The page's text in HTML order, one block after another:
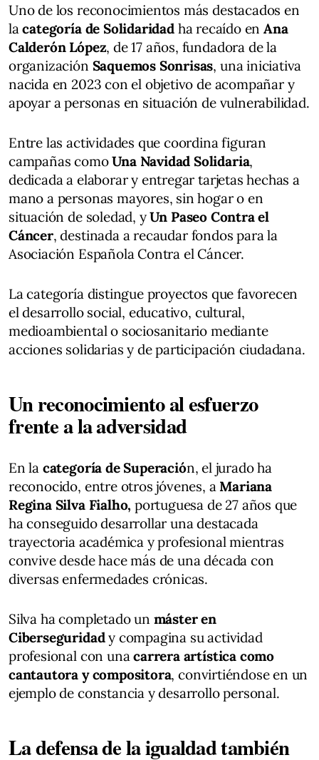
Uno de los reconocimientos más destacados en
lacategoría de Solidaridadha recaído en Ana
Calderón López, de 17 años, fundadora de la
organización Saquemos Sonrisas, una iniciativa
nacida en 2023 con el objetivo de acompañar y
apoyar a personas en situación de vulnerabilidad.
Entre las actividades que coordina figuran
campañas comoUna Navidad Solidaria,
dedicada a elaborar y entregar tarjetas hechas a
mano a personas mayores, sin hogar o en
situación de soledad, yUn Paseo Contra el
Cáncer, destinada a recaudar fondos para la
Asociación Española Contra el Cáncer.
La categoría distingue proyectos que favorecen
el desarrollo social, educativo, cultural,
medioambiental o sociosanitario mediante
acciones solidarias y de participación ciudadana.
Un reconocimiento al esfuerzo
frente a la adversidad
En la categoría de Superación, el jurado ha
reconocido, entre otros jóvenes, a Mariana
Regina Silva Fialho, portuguesa de 27 años que
ha conseguido desarrollar una destacada
trayectoria académica y profesional mientras
convive desde hace más de una década con
diversas enfermedades crónicas.
Silva ha completado un máster en
Ciberseguridady compagina su actividad
profesional con unacarrera artística como
cantautora y compositora, convirtiéndose en un
ejemplo de constancia y desarrollo personal.
La defensa de la igualdad también